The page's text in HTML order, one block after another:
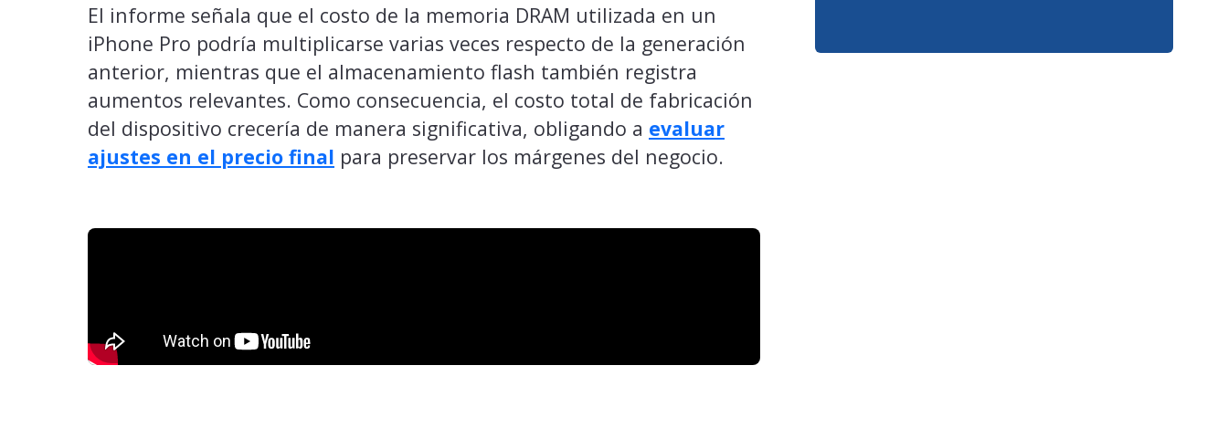
El informe señala que el costo de la memoria DRAM utilizada en un
iPhone Pro podría multiplicarse varias veces respecto de la generación
anterior, mientras que el almacenamiento flash también registra
aumentos relevantes. Como consecuencia, el costo total de fabricación
del dispositivo crecería de manera significativa, obligando a evaluar
ajustes en el precio final para preservar los márgenes del negocio.